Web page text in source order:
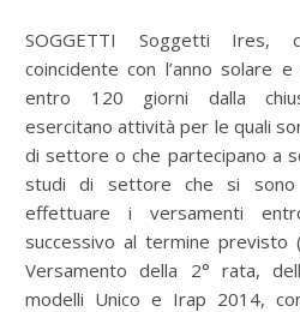
SOGGETTI Soggetti Ires,
coincidente con l’anno solare
entro 120 giorni dalla
esercitano attività per le quali
di settore o che partecipano a
studi di settore che si sono
effettuare i versamenti
successivo al termine previsto
Versamento della 2° rata,
modelli Unico e Irap 2014,